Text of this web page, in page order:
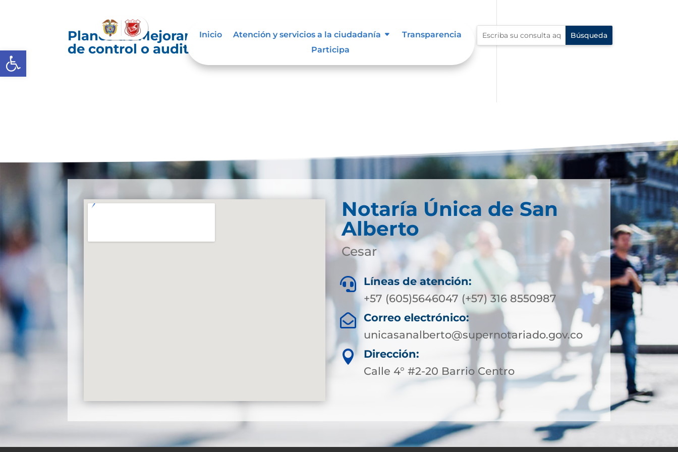
Abrir barra de herramientas
Inicio Atención y servicios a la ciudadanía
Transparencia
Participa
Planes de Mejoramiento vigentes exigidos por los entes
de control o auditoría externos o internos.
Notaría Única de San
Alberto
Cesar

Líneas de atención:
+57 (605)5646047 (+57) 316 8550987

Correo electrónico:
unicasanalberto@supernotariado.gov.co

Dirección:
Calle 4° #2-20 Barrio Centro